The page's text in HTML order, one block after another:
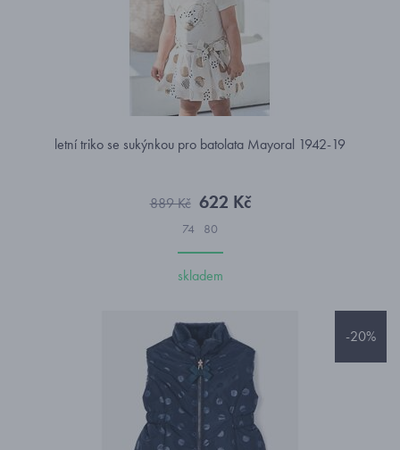
letní triko se sukýnkou pro batolata Mayoral 1942-19
889 Kč 622 Kč
74 80
skladem
-20%